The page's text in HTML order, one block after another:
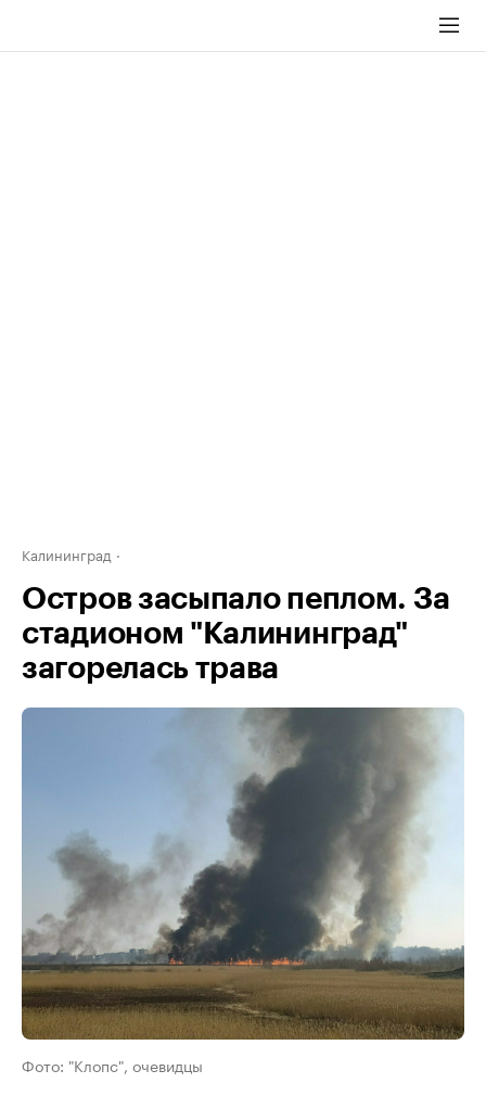
Калининград
Остров засыпало пеплом. За
стадионом "Калининград"
загорелась трава
Фото: "Клопс", очевидцы